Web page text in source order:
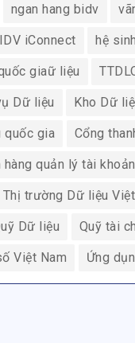
ngan hang bidv
iConnect hệ
giaữ liệu
Dữ liệu Kho Dữ
quốc gia Cổng
hàng quản lý tài
Thị trường Dữ liệu
Dữ liệu Quỹ tài
Việt Nam Ứng